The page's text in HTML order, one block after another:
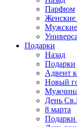
Парфюм
Женские
Подарки
Назад
Подарки
Адвент
Новый
День
8 марта